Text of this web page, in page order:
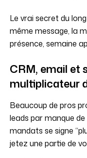
Le vrai secret du
même message, la
présence, semaine
CRM, email et
multiplicateur
Beaucoup de pros
leads par manque de
mandats se signe
jetez une partie de